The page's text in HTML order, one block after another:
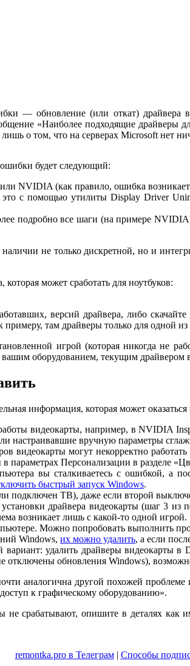
— обновление (или откат) драйвера
«Наиболее подходящие драйверы
о том, что на серверах Microsoft нет
будет следующий:
NVIDIA (как правило, ошибка
с помощью утилиты Display Driver
подробно все шаги (на примере
не только дискретной, но и
может сработать для ноутбуков:
версий драйвера, либо
там драйверы только для одной
игрой (которая никогда не
оборудованием, текущим драйвером
информация, которая может
видеокарты, например, в NVIDIA
настраивавшие вручную параметры
видеокарты могут некорректно
Персонализации в разделе
вы сталкиваетесь с ошибкой, а
быстрый запуск Windows.
подключен ТВ), даже если второй
драйвера видеокарты (шаг 3
возникает лишь с какой-то одной игрой.
Можно попробовать выполнить
Windows, их можно удалить, а если
удалить драйверы видеокарты
обновления Windows),
аналогична другой похожей
к графическому оборудованию».
срабатывают, опишите в деталях как
remontka.pro в Телеграм| Способы